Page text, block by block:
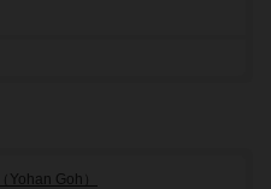
Yohan Goh）